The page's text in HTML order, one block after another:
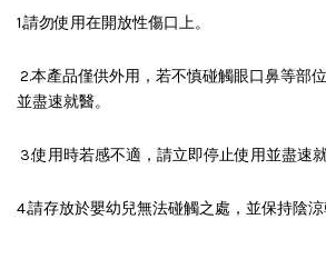
1.請勿使用在開放性傷口上。
2.本產品僅供外用，若不慎碰觸眼口鼻等部
並盡速就醫。
3.使用時若感不適，請立即停止使用並盡速
4.請存放於嬰幼兒無法碰觸之處，並保持陰涼